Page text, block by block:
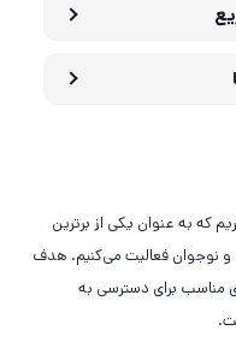
که به عنوان یکی از برترین
و نوجوان فعالیت می‌کنیم. هدف
مناسب برای دسترسی به